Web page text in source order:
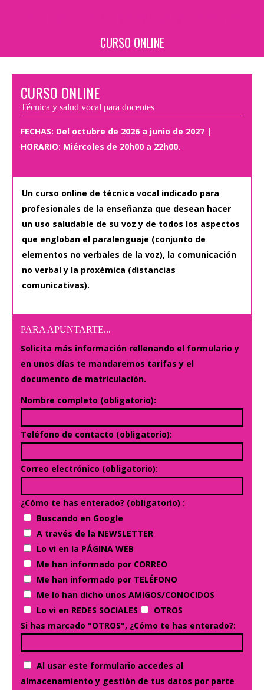
CURSO ONLINE
CURSO ONLINE
Técnica y salud vocal para docentes
FECHAS: Del octubre de 2026 a junio de 2027 |
HORARIO: Miércoles de 20h00 a 22h00.
Un curso online de técnica vocal indicado para
profesionales de la enseñanza que desean hacer
un uso saludable de su voz y de todos los aspectos
que engloban el paralenguaje (conjunto de
elementos no verbales de la voz), la comunicación
no verbal y la proxémica (distancias
comunicativas).
PARA APUNTARTE...
Solicita más información rellenando el formulario y
en unos días te mandaremos tarifas y el
documento de matriculación.
Nombre completo (obligatorio):
Teléfono de contacto (obligatorio):
Correo electrónico (obligatorio):
¿Cómo te has enterado? (obligatorio) :
Buscando en Google
A través de la NEWSLETTER
Lo vi en la PÁGINA WEB
Me han informado por CORREO
Me han informado por TELÉFONO
Me lo han dicho unos AMIGOS/CONOCIDOS
Lo vi en REDES SOCIALES
OTROS
Si has marcado "OTROS", ¿Cómo te has enterado?:
Al usar este formulario accedes al
almacenamiento y gestión de tus datos por parte